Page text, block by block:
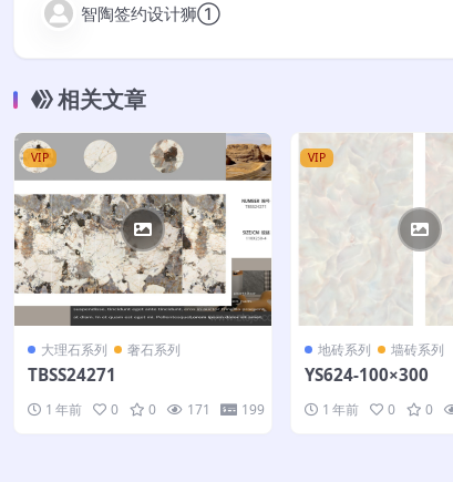
智陶签约设计狮①
相关文章
VIP
大理石系列 奢石系列
TBSS24271
1 年前 0 0 171 199
VIP
地砖系列 墙砖系列
YS624-100×300
1 年前 0 0